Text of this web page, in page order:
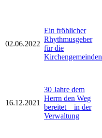
02.06.2022
Ein fröhlicher
Rhythmusgeber
für die
Kirchengemeinden
16.12.2021
30 Jahre dem
Herrn den Weg
bereitet – in der
Verwaltung